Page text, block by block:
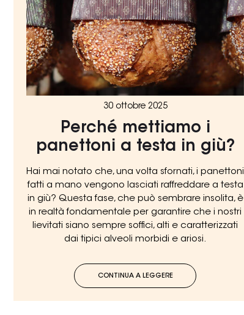
30 ottobre 2025
Perché mettiamo i
panettoni a testa in giù?
Hai mai notato che, una volta sfornati, i panettoni
fatti a mano vengono lasciati raffreddare a testa
in giù? Questa fase, che può sembrare insolita, è
in realtà fondamentale per garantire che i nostri
lievitati siano sempre soffici, alti e caratterizzati
dai tipici alveoli morbidi e ariosi.
CONTINUA A LEGGERE